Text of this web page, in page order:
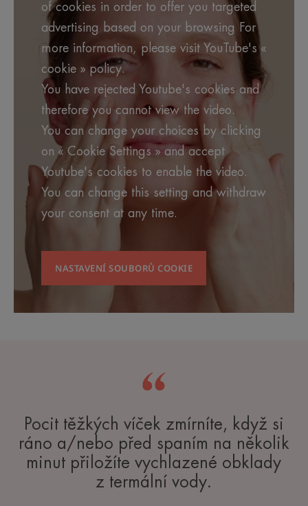
of cookies in order to offer you targeted
advertising based on your browsing For
more information, please visit YouTube's «
cookie » policy.
You have rejected Youtube's cookies and
therefore you cannot view the video.
You can change your choices by clicking
on « Cookie Settings » and accept
Youtube's cookies to enable the video.
You can change this setting and withdraw
your consent at any time.
NASTAVENÍ SOUBORŮ COOKIE
Pocit těžkých víček zmírníte, když si
ráno a/nebo před spaním na několik
minut přiložíte vychlazené obklady
z termální vody.